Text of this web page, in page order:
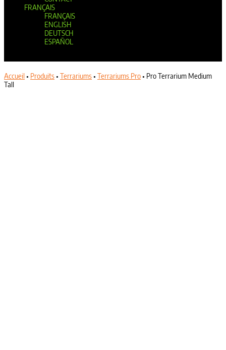
FRANÇAIS
FRANÇAIS
ENGLISH
DEUTSCH
ESPAÑOL
Accueil • Produits• Terrariums• Terrariums Pro• Pro Terrarium Medium
Tall